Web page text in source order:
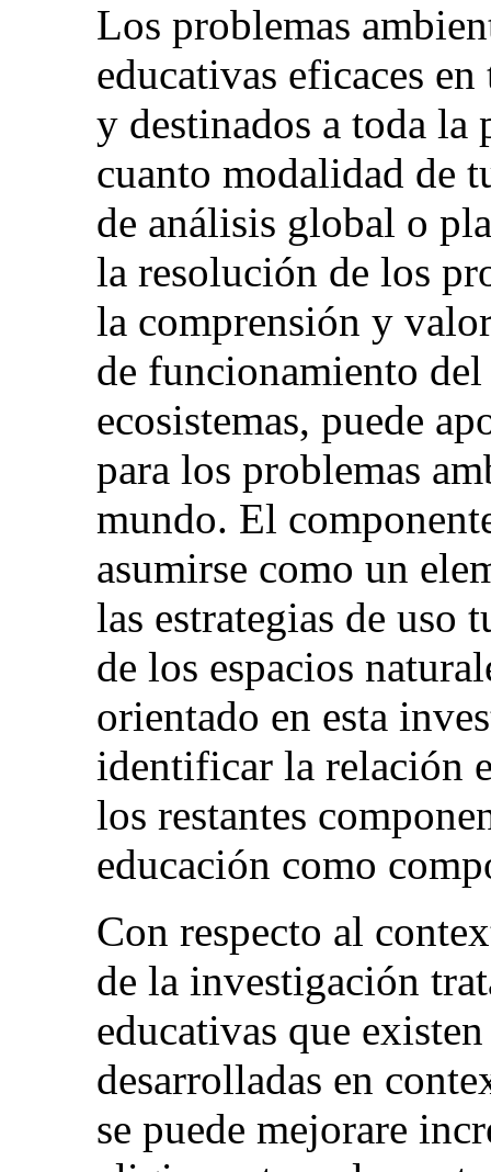
Los problemas
educativas eficaces
y destinados a toda
cuanto modalidad de
de análisis global o
la resolución de los
la comprensión y
de funcionamiento
ecosistemas, puede
para los problemas
mundo. El
asumirse como un
las estrategias de uso
de los espacios
orientado en esta
identificar la relación
los restantes
educación como
Con respecto al
de la investigación
educativas que
desarrolladas en
se puede mejorare